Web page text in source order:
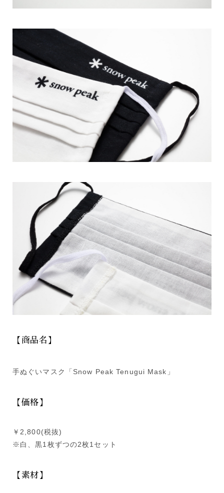
【商品名】
手ぬぐいマスク「Snow Peak Tenugui Mask」
【価格】
￥2,800(税抜)
※白、黒1枚ずつの2枚1セット
【素材】